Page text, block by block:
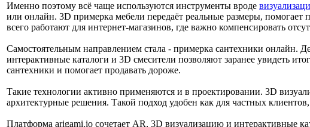
Именно поэтому всё чаще используются инструменты вроде
или онлайн. 3D примерка мебели передаёт реальные размеры, помогает
всего работают для интернет-магазинов, где важно компенсировать
Самостоятельным направлением стала - примерка сантехники онлайн.
интерактивные каталоги и 3D смесители позволяют заранее увидеть
сантехники и помогает продавать дороже.
Такие технологии активно применяются и в проектировании. 3D
архитектурные решения. Такой подход удобен как для частных
Платформа arigami.io сочетает AR, 3D визуализацию и интерактивные